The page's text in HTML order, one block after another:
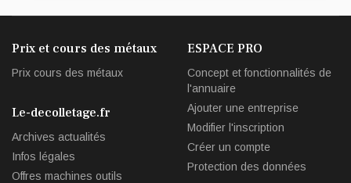
Prix et cours des métaux
Prix cours des métaux
Le-decolletage.fr
Archives actualités
Infos légales
Offres machines outils
ESPACE PRO
Concept et fonctionnalités de
l'annuaire
Ajouter une entreprise
Modifier l'inscription
Créer un compte
Protection des données